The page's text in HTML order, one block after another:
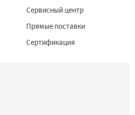
Сервисный центр
Прямые поставки
Сертификация